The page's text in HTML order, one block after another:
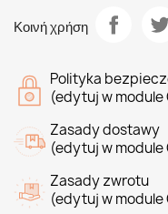
Κοινή χρήση
Polityka
(edytuj w module
Zasady dostawy
(edytuj w module
Zasady zwrotu
(edytuj w module